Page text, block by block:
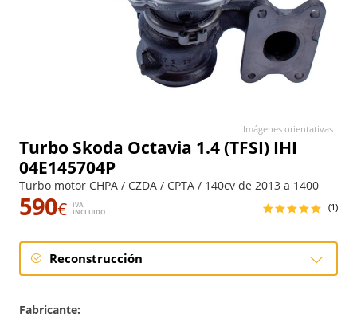
Turbo Skoda Octavia 1.4 (TFSI) IHI
04E145704P
Turbo motor CHPA / CZDA / CPTA / 140cv de 2013 a 1400
590€
IVA
INCLUIDO
(1)
Reconstrucción
Fabricante:
Imágenes orientativas